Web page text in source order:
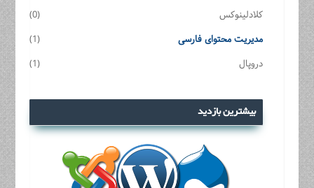
کلادلینوکس
(0)
مدیریت محتوای فارسی
(1)
دروپال
(1)
بیشترین بازدید